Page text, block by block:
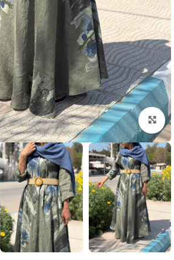
بزرگنمایی تصویر